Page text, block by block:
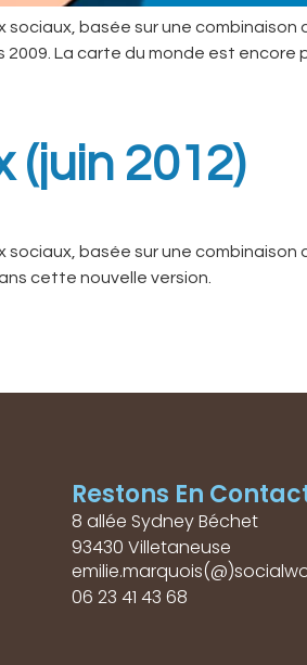
sociaux, basée sur une
La carte du monde est encore
2012)
sociaux, basée sur une
cette nouvelle version.
Restons En
8 allée Sydney Béchet
93430 Villetaneuse
06 23 41 43 68